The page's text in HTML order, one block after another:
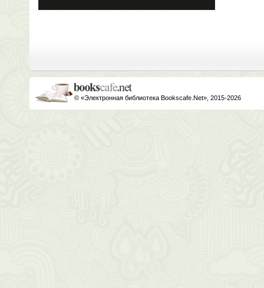
© «Электронная библиотека Bookscafe.Net», 2015-2026